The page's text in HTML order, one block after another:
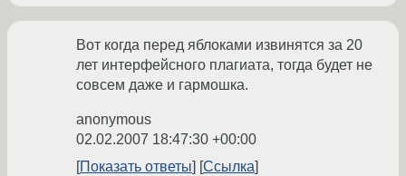
Вот когда перед яблоками извинятся за 20
лет интерфейсного плагиата, тогда будет не
совсем даже и гармошка.
anonymous
02.02.2007 18:47:30 +00:00
Показать ответы
Ссылка